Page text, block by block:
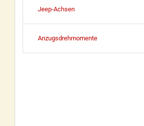
Jeep-Achsen
Anzugsdrehmomente